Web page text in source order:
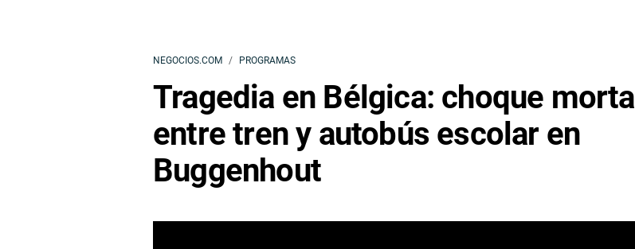
NEGOCIOS.COM PROGRAMAS
Tragedia en Bélgica: choque mortal
entre tren y autobús escolar en
Buggenhout